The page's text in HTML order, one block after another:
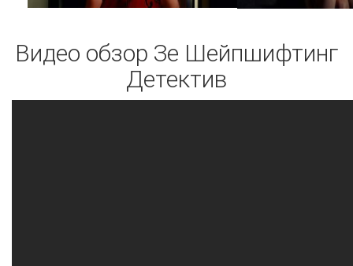
Видео обзор Зе Шейпшифтинг
Детектив